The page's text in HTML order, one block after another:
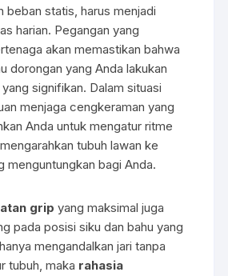
beban statis, harus menjadi
harian. Pegangan yang
akan memastikan bahwa
dorongan yang Anda lakukan
signifikan. Dalam situasi
menjaga cengkeraman yang
Anda untuk mengatur ritme
tubuh lawan ke
menguntungkan bagi Anda.
grip yang maksimal juga
pada posisi siku dan bahu yang
mengandalkan jari tanpa
tubuh, maka rahasia